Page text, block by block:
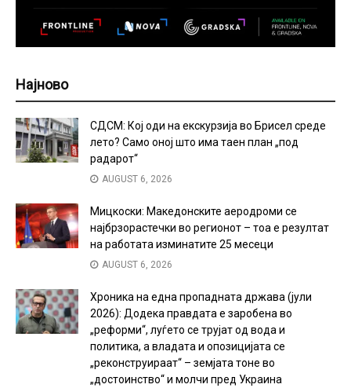
Најново
СДСМ: Кој оди на екскурзија во Брисел среде
лето? Само оној што има таен план „под
радарот“
AUGUST 6, 2026
Мицкоски: Македонските аеродроми се
најбрзорастечки во регионот – тоа е резултат
на работата изминатите 25 месеци
AUGUST 6, 2026
Хроника на една пропадната држава (јули
2026): Додека правдата е заробена во
„реформи“, луѓето се трујат од вода и
политика, а владата и опозицијата се
„реконструираат“ – земјата тоне во
„достоинство“ и молчи пред Украина